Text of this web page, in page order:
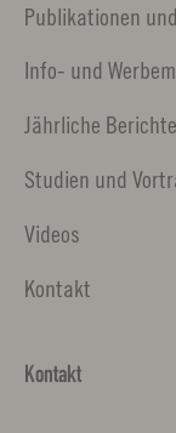
Publikationen
Info- und
Jährliche Berichte
Studien und
Videos
Kontakt
Kontakt